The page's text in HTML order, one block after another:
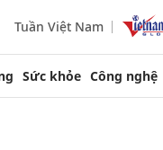
Tuần Việt Nam
Sức khỏe Công nghệ